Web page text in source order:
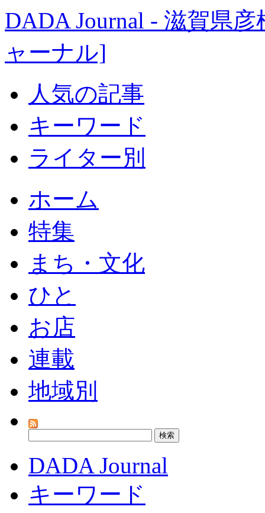
DADA Journal - 滋賀県
ャーナル]
人気の記事
キーワード
ライター別
ホーム
特集
まち・文化
ひと
お店
連載
地域別
DADA Journal
キーワード